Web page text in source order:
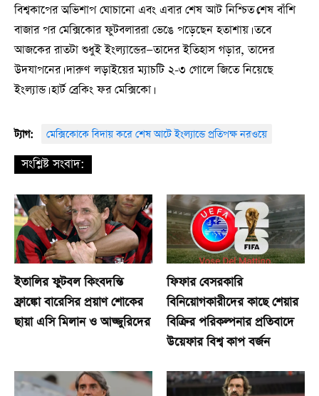
বিশ্বকাপের অভিশাপ ঘোচানো এবং এবার শেষ আট নিশ্চিত।শেষ বাঁশি
বাজার পর মেক্সিকোর ফুটবলাররা ভেঙে পড়েছেন হতাশায়। তবে
আজকের রাতটা শুধুই ইংল্যান্ডের—তাদের ইতিহাস গড়ার, তাদের
উদযাপনের। দারুণ লড়াইয়ের ম্যাচটি ২-৩ গোলে জিতে নিয়েছে
ইংল্যান্ড। হার্ট ব্রেকিং ফর মেক্সিকো।
ট্যাগ: মেক্সিকোকে বিদায় করে শেষ আটে ইংল্যান্ডে প্রতিপক্ষ নরওয়ে
সংশ্লিষ্ট সংবাদ:
ইতালির ফুটবল কিংবদন্তি
ফ্রাঙ্কো বারেসির প্রয়াণ শোকের
ছায়া এসি মিলান ও আজ্জুরিদের
ফিফার বেসরকারি
বিনিয়োগকারীদের কাছে শেয়ার
বিক্রির পরিকল্পনার প্রতিবাদে
উয়েফার বিশ্ব কাপ বর্জন